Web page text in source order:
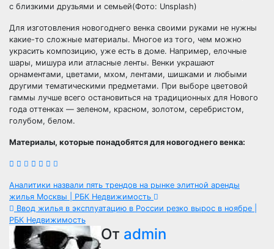
с близкими друзьями и семьей(Фото: Unsplash)
Для изготовления новогоднего венка своими руками не нужны
какие-то сложные материалы. Многое из того, чем можно
украсить композицию, уже есть в доме. Например, елочные
шары, мишура или атласные ленты. Венки украшают
орнаментами, цветами, мхом, лентами, шишками и любыми
другими тематическими предметами. При выборе цветовой
гаммы лучше всего остановиться на традиционных для Нового
года оттенках — зеленом, красном, золотом, серебристом,
голубом, белом.
Материалы, которые понадобятся для новогоднего венка:
Навигация
по
записям
Аналитики назвали пять трендов на рынке элитной аренды
жилья Москвы | РБК Недвижимость
Ввод жилья в эксплуатацию в России резко вырос в ноябре |
РБК Недвижимость
От admin